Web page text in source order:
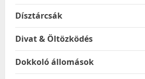
Dísztárcsák
Divat & Öltözködés
Dokkoló állomások